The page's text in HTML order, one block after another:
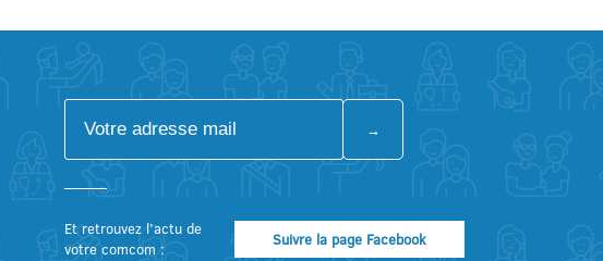
Et retrouvez l’actu de
votre comcom :
Suivre la page Facebook